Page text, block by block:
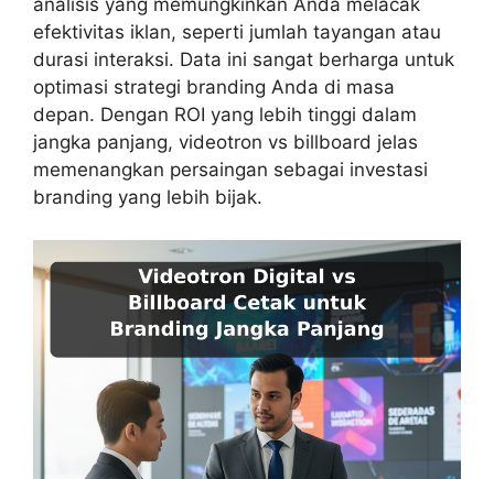
analisis yang memungkinkan Anda melacak
efektivitas iklan, seperti jumlah tayangan atau
durasi interaksi. Data ini sangat berharga untuk
optimasi strategi branding Anda di masa
depan. Dengan ROI yang lebih tinggi dalam
jangka panjang, videotron vs billboard jelas
memenangkan persaingan sebagai investasi
branding yang lebih bijak.